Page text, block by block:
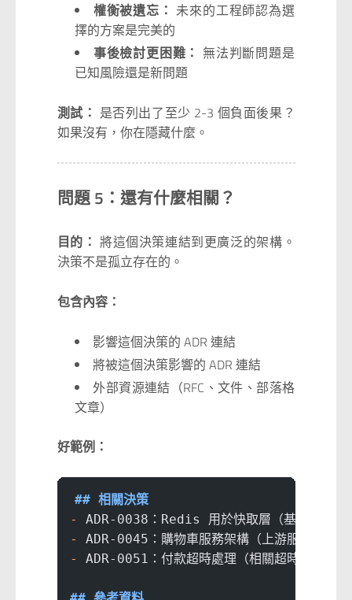
權衡被遺忘： 未來的工程師認為選
擇的方案是完美的
事後檢討更困難： 無法判斷問題是
已知風險還是新問題
測試： 是否列出了至少 2-3 個負面後果？
如果沒有，你在隱藏什麼。
問題 5：還有什麼相關？
目的： 將這個決策連結到更廣泛的架構。
決策不是孤立存在的。
包含內容：
影響這個決策的 ADR 連結
將被這個決策影響的 ADR 連結
外部資源連結（RFC、文件、部落格
文章）
好範例：
## 相關決策
-
ADR-0038：Redis 用於快取層（基礎設施選
-
ADR-0045：購物車服務架構（上游服務）
-
ADR-0051：付款超時處理（相關超時邏輯）